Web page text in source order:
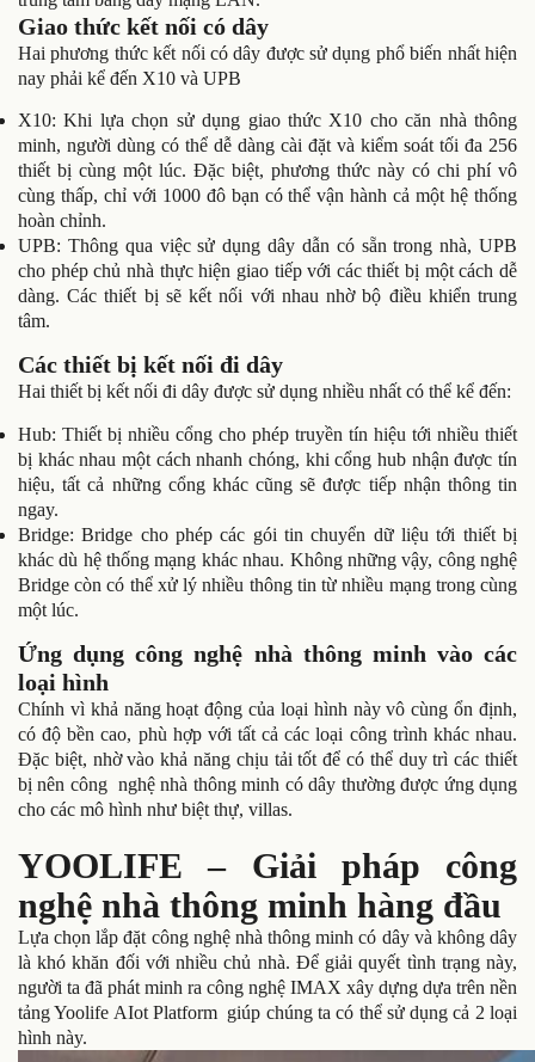
Giao thức kết nối có dây
Hai phương thức kết nối có dây được sử dụng phổ biến nhất hiện
nay phải kể đến X10 và UPB
X10: Khi lựa chọn sử dụng giao thức X10 cho căn nhà thông
minh, người dùng có thể dễ dàng cài đặt và kiểm soát tối đa 256
thiết bị cùng một lúc. Đặc biệt, phương thức này có chi phí vô
cùng thấp, chỉ với 1000 đô bạn có thể vận hành cả một hệ thống
hoàn chỉnh.
UPB: Thông qua việc sử dụng dây dẫn có sẵn trong nhà, UPB
cho phép chủ nhà thực hiện giao tiếp với các thiết bị một cách dễ
dàng. Các thiết bị sẽ kết nối với nhau nhờ bộ điều khiển trung
tâm.
Các thiết bị kết nối đi dây
Hai thiết bị kết nối đi dây được sử dụng nhiều nhất có thể kể đến:
Hub: Thiết bị nhiều cổng cho phép truyền tín hiệu tới nhiều thiết
bị khác nhau một cách nhanh chóng, khi cổng hub nhận được tín
hiệu, tất cả những cổng khác cũng sẽ được tiếp nhận thông tin
ngay.
Bridge: Bridge cho phép các gói tin chuyển dữ liệu tới thiết bị
khác dù hệ thống mạng khác nhau. Không những vậy, công nghệ
Bridge còn có thể xử lý nhiều thông tin từ nhiều mạng trong cùng
một lúc.
Ứng dụng công nghệ nhà thông minh vào các
loại hình
Chính vì khả năng hoạt động của loại hình này vô cùng ổn định,
có độ bền cao, phù hợp với tất cả các loại công trình khác nhau.
Đặc biệt, nhờ vào khả năng chịu tải tốt để có thể duy trì các thiết
bị nên công nghệ nhà thông minh có dây thường được ứng dụng
cho các mô hình như biệt thự, villas.
YOOLIFE – Giải pháp công
nghệ nhà thông minh hàng đầu
Lựa chọn lắp đặt công nghệ nhà thông minh có dây và không dây
là khó khăn đối với nhiều chủ nhà. Để giải quyết tình trạng này,
người ta đã phát minh ra công nghệ IMAX xây dựng dựa trên nền
tảng Yoolife AIot Platform giúp chúng ta có thể sử dụng cả 2 loại
hình này.